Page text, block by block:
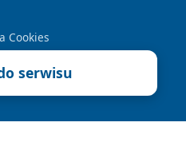
Cookies
serwisu